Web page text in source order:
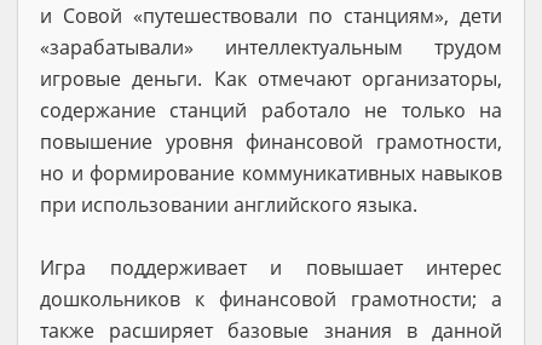
и Совой «путешествовали по станциям», дети
«зарабатывали» интеллектуальным трудом
игровые деньги. Как отмечают организаторы,
содержание станций работало не только на
повышение уровня финансовой грамотности,
но и формирование коммуникативных навыков
при использовании английского языка.
Игра поддерживает и повышает интерес
дошкольников к финансовой грамотности; а
также расширяет базовые знания в данной